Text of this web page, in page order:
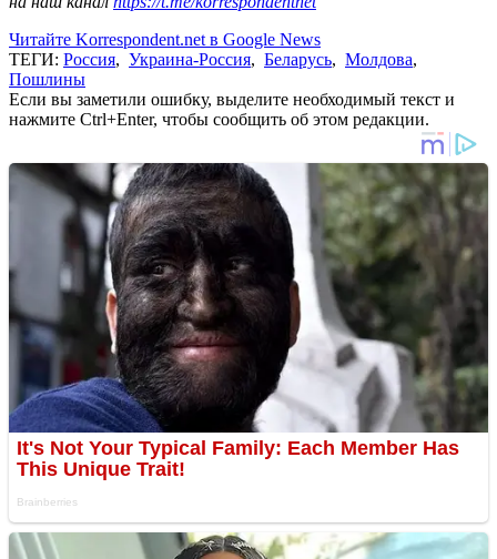
Читайте Korrespondent.net в Google News
ТЕГИ: Россия, Украина-Россия, Беларусь, Молдова,
Пошлины
Если вы заметили ошибку, выделите необходимый текст и
нажмите Ctrl+Enter, чтобы сообщить об этом редакции.